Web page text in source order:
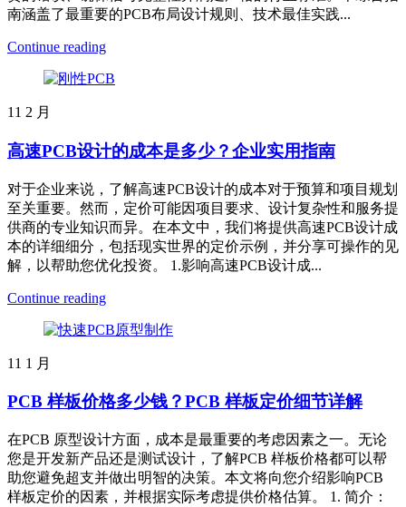
南涵盖了最重要的PCB布局设计规则、技术最佳实践...
Continue reading
11 2 月
高速PCB设计的成本是多少？企业实用指南
对于企业来说，了解高速PCB设计的成本对于预算和项目规划
至关重要。然而，定价可能因项目要求、设计复杂性和服务提
供商的专业知识而异。在本文中，我们将提供高速PCB设计成
本的详细细分，包括现实世界的定价示例，并分享可操作的见
解，以帮助您优化投资。 1.影响高速PCB设计成...
Continue reading
11 1 月
PCB 样板价格多少钱？PCB 样板定价细节详解
在PCB 原型设计方面，成本是最重要的考虑因素之一。无论
您是开发新产品还是测试设计，了解PCB 样板价格都可以帮
助您避免超支并做出明智的决策。本文将向您介绍影响PCB
样板定价的因素，并根据实际考虑提供价格估算。 1. 简介：